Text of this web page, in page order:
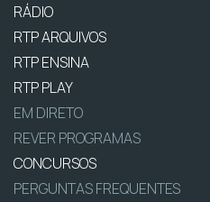
RÁDIO
RTP ARQUIVOS
RTP ENSINA
RTP PLAY
EM DIRETO
REVER PROGRAMAS
CONCURSOS
PERGUNTAS FREQUENTES